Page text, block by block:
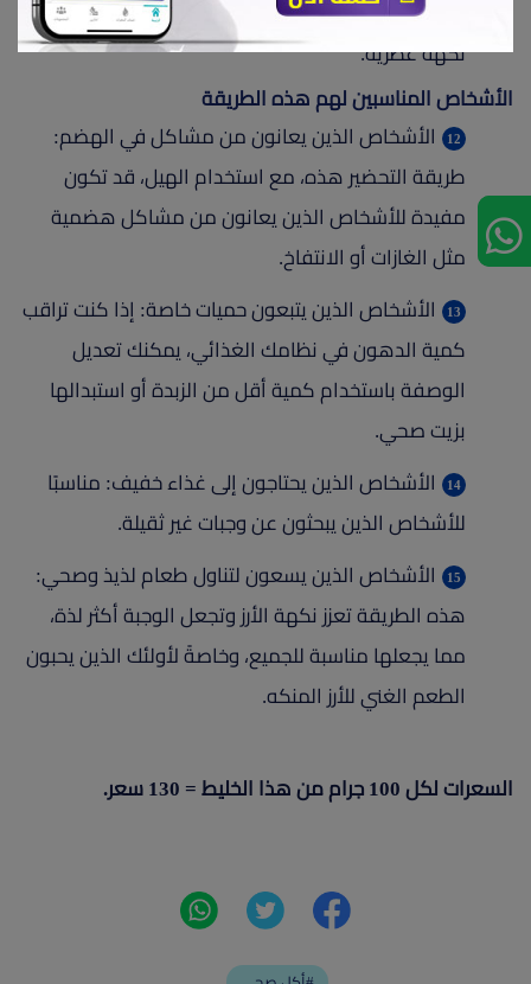
أيضًا يمكن أن يساعد في تحسين رائحة الأرز ويضيف
نكهة عطرية.
الأشخاص المناسبين لهم هذه الطريقة
الأشخاص الذين يعانون من مشاكل في الهضم:
طريقة التحضير هذه، مع استخدام الهيل، قد تكون
مفيدة للأشخاص الذين يعانون من مشاكل هضمية
مثل الغازات أو الانتفاخ.
الأشخاص الذين يتبعون حميات خاصة: إذا كنت تراقب
كمية الدهون في نظامك الغذائي، يمكنك تعديل
الوصفة باستخدام كمية أقل من الزبدة أو استبدالها
بزيت صحي.
الأشخاص الذين يحتاجون إلى غذاء خفيف: مناسبًا
للأشخاص الذين يبحثون عن وجبات غير ثقيلة.
الأشخاص الذين يسعون لتناول طعام لذيذ وصحي:
هذه الطريقة تعزز نكهة الأرز وتجعل الوجبة أكثر لذة،
مما يجعلها مناسبة للجميع، وخاصةً لأولئك الذين يحبون
الطعم الغني للأرز المنكه.
السعرات لكل 100 جرام من هذا الخليط = 130 سعر.